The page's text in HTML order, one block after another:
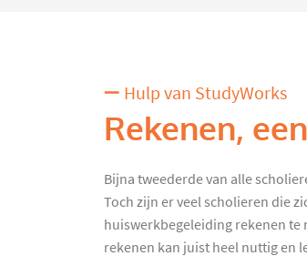
Hulp van StudyWorks
Rekenen,
Bijna tweederde van alle
Toch zijn er veel scholieren die
huiswerkbegeleiding rekenen te
rekenen kan juist heel nuttig en